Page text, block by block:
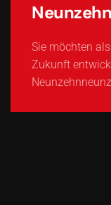
Sie möchten
Zukunft